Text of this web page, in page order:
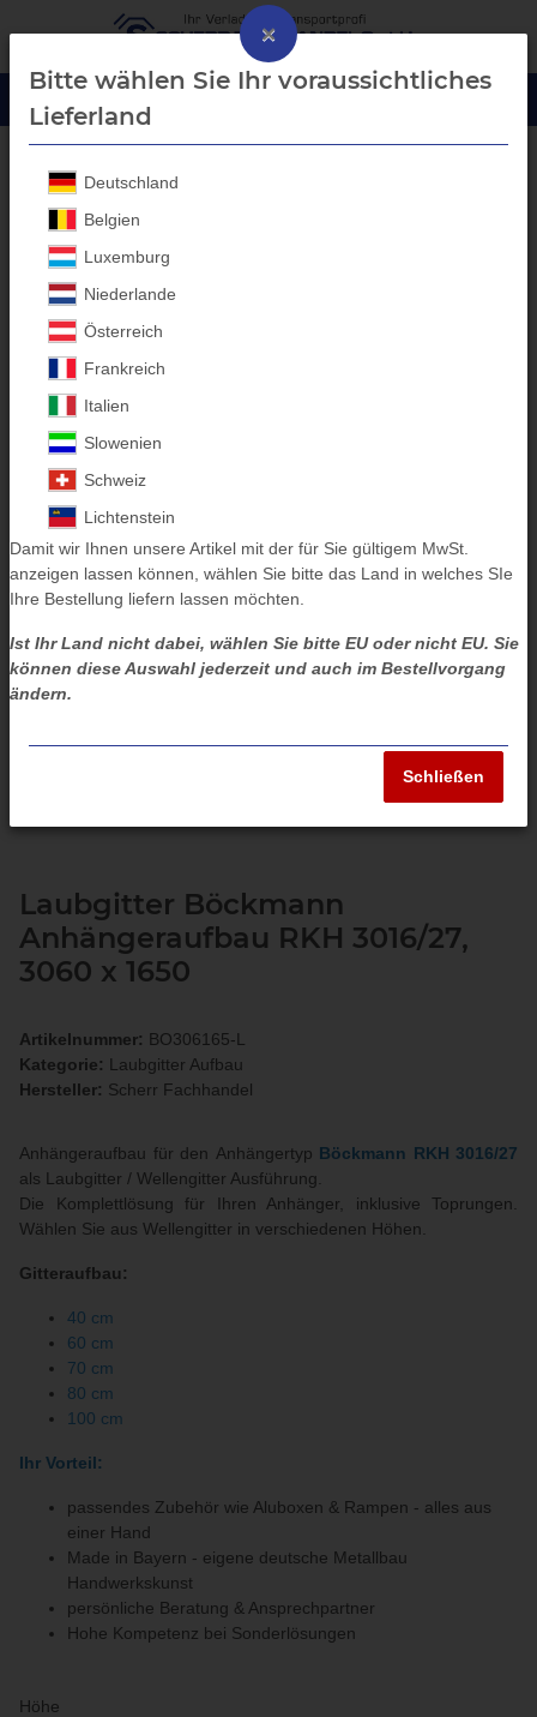
Laubgitter Aufbau
Laubgitter Böckmann
Anhängeraufbau RKH 3016/27,
3060 x 1650
Artikelnummer: BO306165-L
Kategorie: Laubgitter Aufbau
Hersteller: Scherr Fachhandel
Anhängeraufbau für den Anhängertyp Böckmann RKH 3016/27
als Laubgitter / Wellengitter Ausführung.
Die Komplettlösung für Ihren Anhänger, inklusive Toprungen.
Wählen Sie aus Wellengitter in verschiedenen Höhen.
Gitteraufbau:
40 cm
60 cm
70 cm
80 cm
100 cm
Ihr Vorteil:
passendes Zubehör wie Aluboxen & Rampen - alles aus
einer Hand
Made in Bayern - eigene deutsche Metallbau
Handwerkskunst
persönliche Beratung & Ansprechpartner
Hohe Kompetenz bei Sonderlösungen
Höhe
×
Bitte wählen Sie Ihr voraussichtliches
Lieferland
Deutschland
Belgien
Luxemburg
Niederlande
Österreich
Frankreich
Italien
Slowenien
Schweiz
Lichtenstein
Damit wir Ihnen unsere Artikel mit der für Sie gültigem MwSt.
anzeigen lassen können, wählen Sie bitte das Land in welches SIe
Ihre Bestellung liefern lassen möchten.
Ist Ihr Land nicht dabei, wählen Sie bitte EU oder nicht EU. Sie
können diese Auswahl jederzeit und auch im Bestellvorgang
ändern.
Schließen